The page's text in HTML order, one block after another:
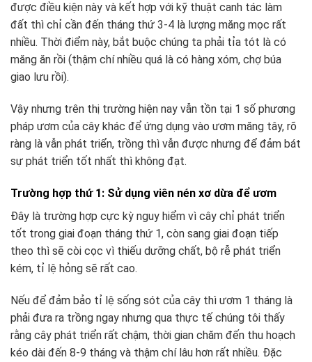
được điều kiện này và kết hợp với kỹ thuật canh tác làm
đất thì chỉ cần đến tháng thứ 3-4 là lượng măng mọc rất
nhiều. Thời điểm này, bắt buộc chúng ta phải tỉa tót là có
măng ăn rồi (thậm chí nhiều quá là có hàng xóm, chợ búa
giao lưu rồi).
Vậy nhưng trên thị trường hiện nay vẫn tồn tại 1 số phương
pháp ươm của cây khác để ứng dụng vào ươm măng tây, rõ
ràng là vẫn phát triển, trồng thì vẫn được nhưng để đảm bát
sự phát triển tốt nhất thì không đạt.
️Trường hợp thứ 1: Sử dụng viên nén xơ dừa để ươm
Đây là trường hợp cực kỳ nguy hiểm vì cây chỉ phát triển
tốt trong giai đoạn tháng thứ 1, còn sang giai đoạn tiếp
theo thì sẽ còi cọc vì thiếu dưỡng chất, bộ rễ phát triển
kém, tỉ lệ hỏng sẽ rất cao.
Nếu để đảm bảo tỉ lệ sống sót của cây thì ươm 1 tháng là
phải đưa ra trồng ngay nhưng qua thực tế chúng tôi thấy
rằng cây phát triển rất chậm, thời gian chăm đến thu hoạch
kéo dài đến 8-9 tháng và thậm chí lâu hơn rất nhiều. Đặc